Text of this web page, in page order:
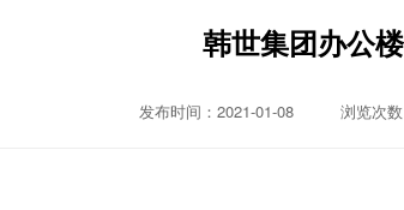
韩世集团办公楼
发布时间：2021-01-08 浏览次数